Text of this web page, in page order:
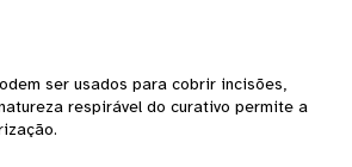
ser usados ​​para cobrir incisões,
respirável do curativo permite a